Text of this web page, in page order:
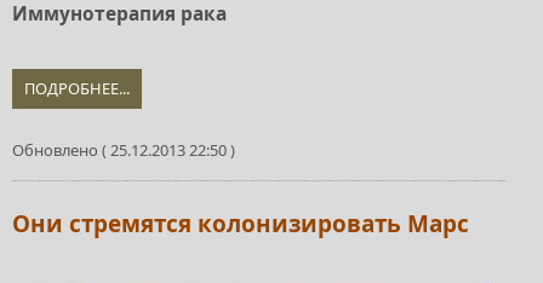
Иммунотерапия рака
ПОДРОБНЕЕ...
Обновлено ( 25.12.2013 22:50 )
Они стремятся колонизировать Марс